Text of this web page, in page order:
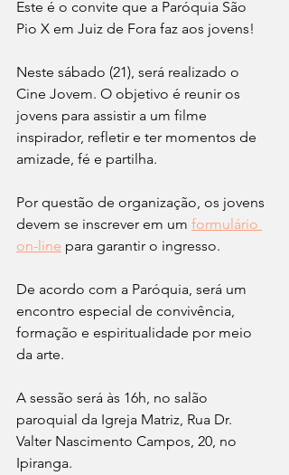
Este é o convite que a Paróquia São
Pio X em Juiz de Fora faz aos jovens!
Neste sábado (21), será realizado o
Cine Jovem. O objetivo é reunir os
jovens para assistir a um filme
inspirador, refletir e ter momentos de
amizade, fé e partilha.
Por questão de organização, os jovens
devem se inscrever em um formulário
on-line para garantir o ingresso.
De acordo com a Paróquia, será um
encontro especial de convivência,
formação e espiritualidade por meio
da arte.
A sessão será às 16h, no salão
paroquial da Igreja Matriz, Rua Dr.
Valter Nascimento Campos, 20, no
Ipiranga.